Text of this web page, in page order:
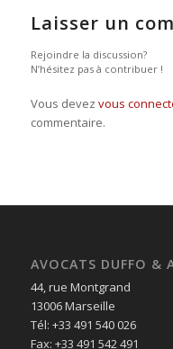
Laisser un
Rejoindre la discussion?
N’hésitez pas à contribuer !
Vous devez vous
commentaire.
AVOCATS DUFFO &
44, rue Montgrand
13006 Marseille
Tél: +33 491 540 026
Fax: +33 491 542 491